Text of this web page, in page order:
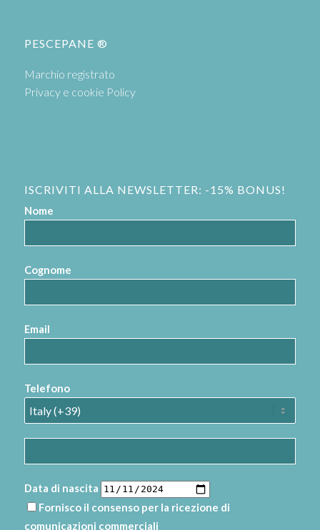
PESCEPANE ®
Marchio registrato
Privacy e cookie Policy
ISCRIVITI ALLA NEWSLETTER: -15% BONUS!
Nome
Cognome
Email
Telefono
Data di nascita
Fornisco il consenso per la ricezione di
comunicazioni commerciali